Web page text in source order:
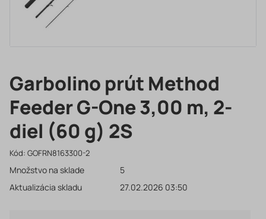
Garbolino prút Method
Feeder G-One 3,00 m, 2-
diel (60 g) 2S
Kód: GOFRN8163300-2
Množstvo na sklade
5
Aktualizácia skladu
27.02.2026 03:50